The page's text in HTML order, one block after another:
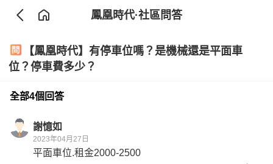
鳳凰時代·社區問答
【鳳凰時代】有停車位嗎？是機械還是平面車
位？停車費多少？
全部4個回答
謝憶如
2023年04月27日
平面車位.租金2000-2500